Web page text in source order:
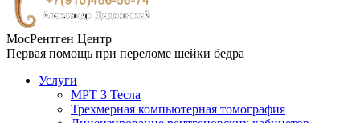
МосРентген Центр
Первая помощь при переломе шейки бедра
Услуги
МРТ 3 Тесла
Трехмерная компьютерная томография